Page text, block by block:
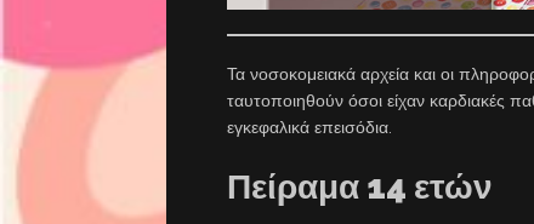
Τα νοσοκομειακά αρχεία και οι
ταυτοποιηθούν όσοι είχαν καρδιακές
εγκεφαλικά επεισόδια.
Πείραμα 14 ετών